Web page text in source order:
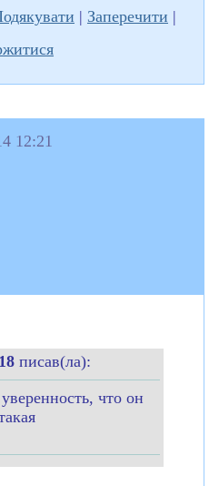
| Заперечити |
12:21
писав(ла):
что он